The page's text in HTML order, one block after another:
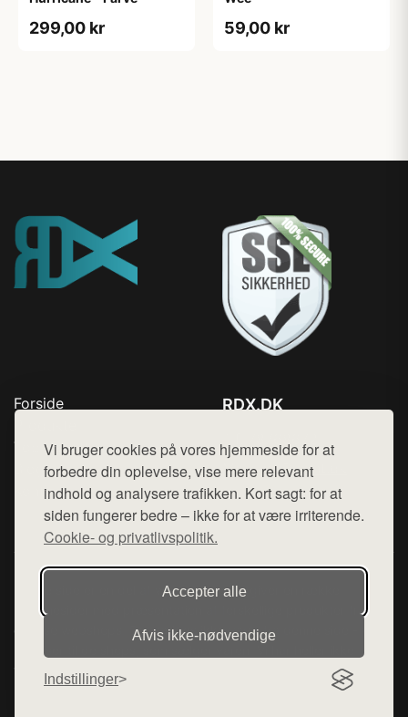
Vi bruger cookies på vores hjemmeside for at
forbedre din oplevelse, vise mere relevant
indhold og analysere trafikken. Kort sagt: for at
siden fungerer bedre – ikke for at være irriterende.
Cookie- og privatlivspolitik.
Accepter alle
Afvis ikke‑nødvendige
Indstillinger
299,00 kr 59,00 kr
Forside
Top Rabatter
Blog
Kontakt
RDX.DK
Mail: hej@want.dk
Cookie- og privatlivspolitik
Denne side er en del af want.dk, der udgiver en række
hjemmesider med præsentation af forskellige produkter fra
diverse webshops. Der sælges ikke varer fra denne side - vi
henviser til de shops, som sælger varen. Vi har heller ikke
varerne på lager.